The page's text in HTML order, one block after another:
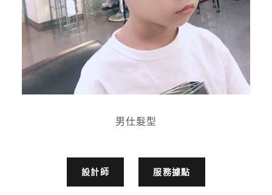
男仕髮型
設計師 服務據點